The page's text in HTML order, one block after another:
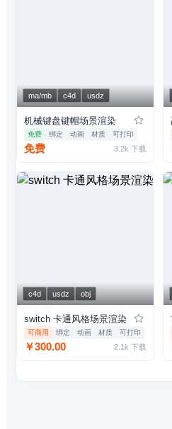
ma/mb c4d usdz
机械键盘键帽场景渲染
免费 绑定 动画 材质 可打印
免费 3.2k 下载
c4d usdz obj
switch 卡通风格场景渲染
可商用 绑定 动画 材质 可打印
￥300.00 2.1k 下载